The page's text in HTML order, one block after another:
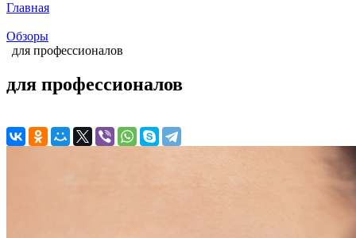
Главная
Обзоры
для профессионалов
для профессионалов